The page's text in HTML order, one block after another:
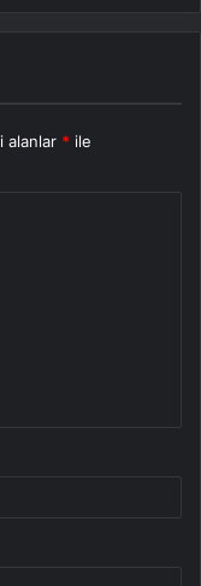
alanlar * ile